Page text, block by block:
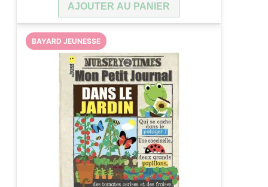
AJOUTER AU PANIER
BAYARD JEUNESSE